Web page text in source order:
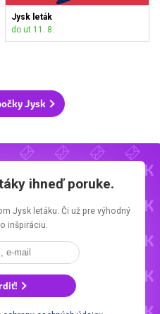
Jysk leták
do ut 11. 8.
Jysk
ihneď poruke.
Jysk letáku. Či už pre výhodný
inšpiráciu.